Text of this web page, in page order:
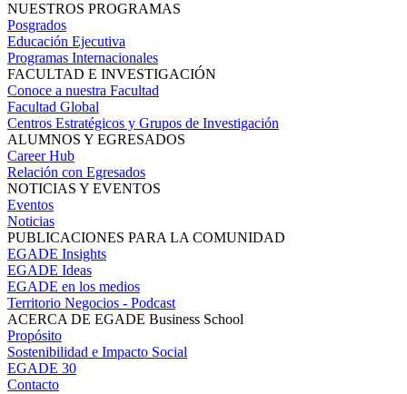
NUESTROS PROGRAMAS
Posgrados
Educación Ejecutiva
Programas Internacionales
FACULTAD E INVESTIGACIÓN
Conoce a nuestra Facultad
Facultad Global
Centros Estratégicos y Grupos de Investigación
ALUMNOS Y EGRESADOS
Career Hub
Relación con Egresados
NOTICIAS Y EVENTOS
Eventos
Noticias
PUBLICACIONES PARA LA COMUNIDAD
EGADE Insights
EGADE Ideas
EGADE en los medios
Territorio Negocios - Podcast
ACERCA DE EGADE Business School
Propósito
Sostenibilidad e Impacto Social
EGADE 30
Contacto